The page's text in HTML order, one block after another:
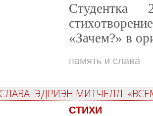
«Зачем?» в
память и слава
ЭДРИЭН МИТЧЕЛЛ.
СТИХИ